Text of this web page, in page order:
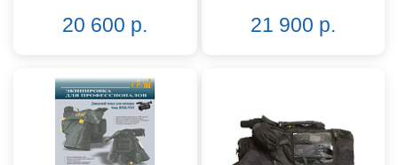
20 600 р. 21 900 р.